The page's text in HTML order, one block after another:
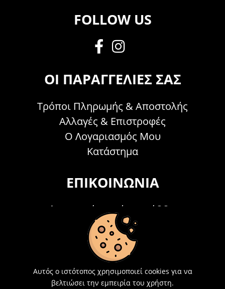
FOLLOW US
ΟΙ ΠΑΡΑΓΓΕΛΊΕΣ ΣΑΣ
Τρόποι Πληρωμής & Αποστολής
Αλλαγές & Επιστροφές
Ο Λογαριασμός Μου
Κατάστημα
ΕΠΙΚΟΙΝΩΝΊΑ
Τηλεφωνικά Δευτέρα - Σάββατο
09:00 - 15:00
Τ: 26214 00104
info@acosmetics.gr
Αυτός ο ιστότοπος χρησιμοποιεί cookies για να
βελτιώσει την εμπειρία του χρήστη.